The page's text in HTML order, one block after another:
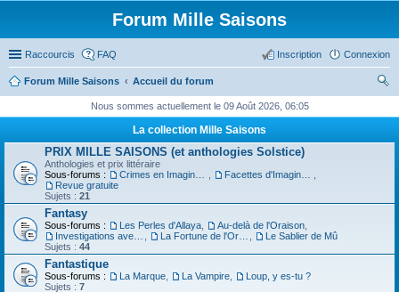
Forum Mille Saisons
Raccourcis FAQ Connexion
Inscription
Forum Mille Saisons
Accueil du forum
ch
Nous sommes actuellement le 09 Août 2026, 06:05
La collection Mille Saisons
PRIX MILLE SAISONS (et anthologies Solstice)
Anthologies et prix littéraire
Sous-forums :
Revue gratuite
Sujets : 21
Fantasy
Sous-forums : Les Perles d'Allaya Au-delà de l'Oraison
Le Sablier de Mû
Sujets : 44
Fantastique
Sous-forums : La Marque La Vampire
Loup, y es-tu ?
Sujets : 7